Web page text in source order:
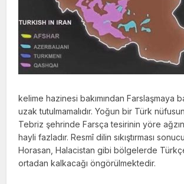
kelime hazinesi bakımından Farslaşmaya
uzak tutulmamalıdır. Yoğun bir Türk
Tebriz şehrinde Farsça tesirinin yöre
hayli fazladır. Resmî dilin sıkış­tırması
Horasan, Halacistan gibi bölgelerde
ortadan kalkacağı öngörülmektedir.